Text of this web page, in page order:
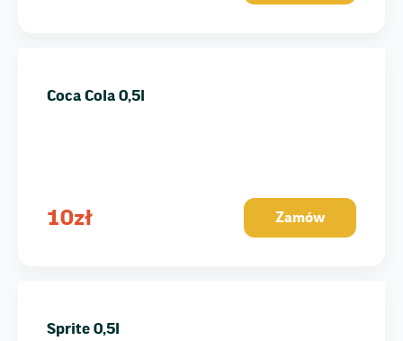
Coca Cola 0,5l
10zł Zamów
Sprite 0,5l